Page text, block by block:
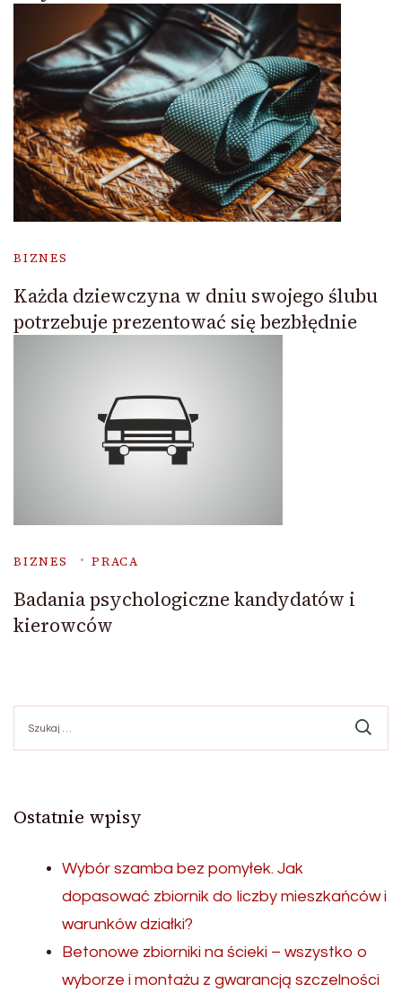
BIZNES
Każda dziewczyna w dniu swojego ślubu
potrzebuje prezentować się bezbłędnie
BIZNES PRACA
Badania psychologiczne kandydatów i
kierowców
Ostatnie wpisy
Wybór szamba bez pomyłek. Jak
dopasować zbiornik do liczby mieszkańców i
warunków działki?
Betonowe zbiorniki na ścieki – wszystko o
wyborze i montażu z gwarancją szczelności